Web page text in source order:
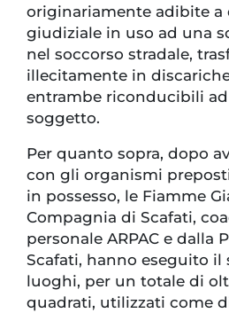
originariamente adibite a
giudiziale in uso ad una
nel soccorso stradale,
illecitamente in
entrambe riconducibili
soggetto.
Per quanto sopra, dopo
con gli organismi
in possesso, le Fiamme
Compagnia di Scafati,
personale ARPAC e dalla
Scafati, hanno eseguito il
luoghi, per un totale di
quadrati, utilizzati come